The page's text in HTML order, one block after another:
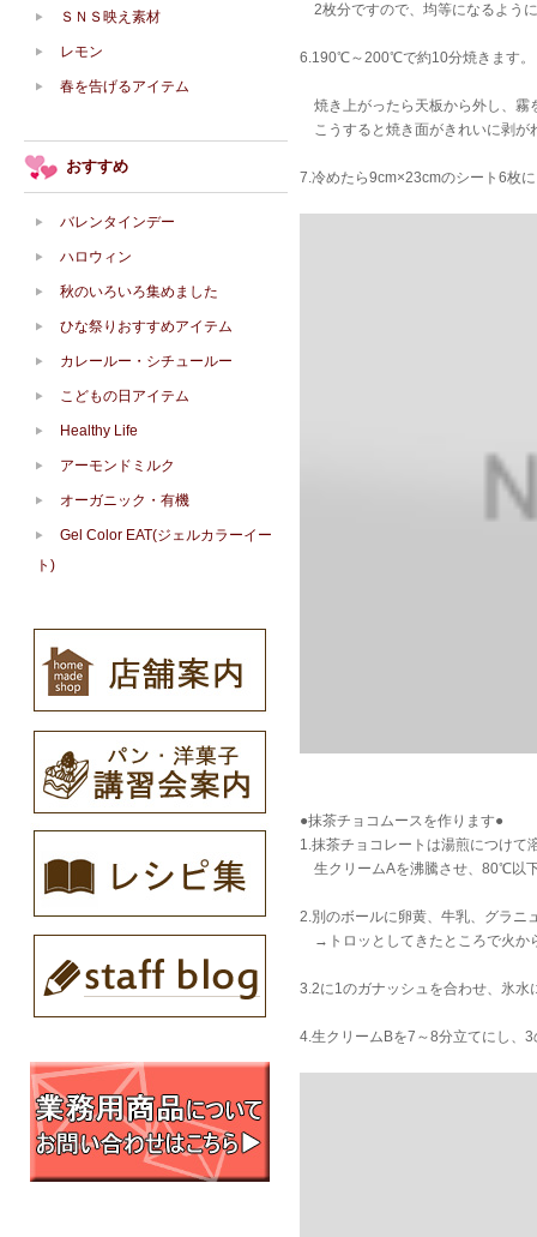
2枚分ですので、均等になるよう
6.190℃～200℃で約10分焼きます。
焼き上がったら天板から外し、霧
こうすると焼き面がきれいに剥が
7.冷めたら9cm×23cmのシート6枚
●抹茶チョコムースを作ります●
1.抹茶チョコレートは湯煎につけて
生クリームAを沸騰させ、80℃以
2.別のボールに卵黄、牛乳、グラニ
→トロッとしてきたところで火か
3.2に1のガナッシュを合わせ、氷
4.生クリームBを7～8分立てにし、
ＳＮＳ映え素材
レモン
春を告げるアイテム
おすすめ
バレンタインデー
ハロウィン
秋のいろいろ集めました
ひな祭りおすすめアイテム
カレールー・シチュールー
こどもの日アイテム
Healthy Life
アーモンドミルク
オーガニック・有機
Gel Color EAT(ジェルカラーイー
ト)